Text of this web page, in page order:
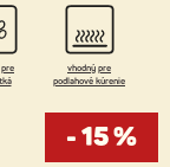
a je
pre
vhodný pre
podlahové kúrenie
- 15 %